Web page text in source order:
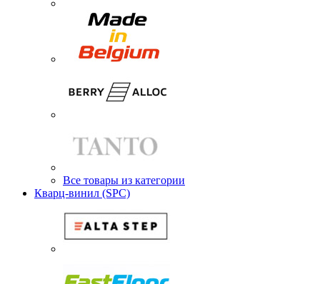
Все товары из категории
Кварц-винил (SPC)